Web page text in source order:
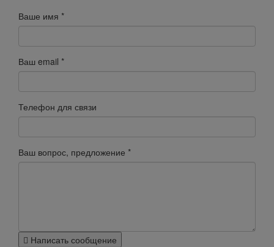
Ваше имя *
Ваш email *
Телефон для связи
Ваш вопрос, предложение *
Написать сообщение